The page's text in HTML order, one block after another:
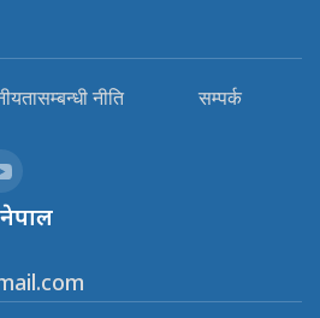
नीति सम्पर्क